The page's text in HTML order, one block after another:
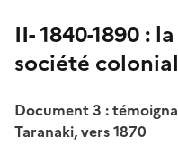
II- 1840-1890 :
société
Document 3 :
Taranaki, vers 1870